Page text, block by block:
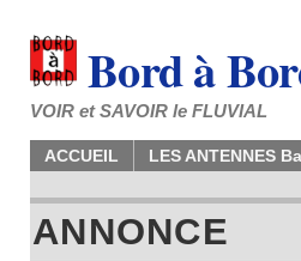
Bord à
VOIR et SAVOIR le FLUVIAL
ACCUEIL LES ANTENNES
ANNONCE